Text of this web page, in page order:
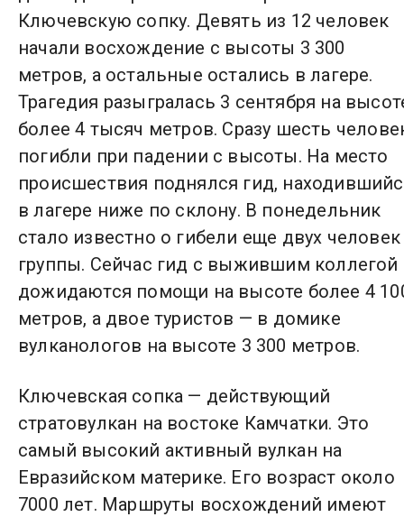
Ключевскую сопку. Девять из 12 человек
начали восхождение с высоты 3 300
метров, а остальные остались в лагере.
Трагедия разыгралась 3 сентября на
более 4 тысяч метров. Сразу шесть
погибли при падении с высоты. На место
происшествия поднялся гид,
в лагере ниже по склону. В понедельник
стало известно о гибели еще двух человек
группы. Сейчас гид с выжившим коллегой
дожидаются помощи на высоте более 4
метров, а двое туристов — в домике
вулканологов на высоте 3 300 метров.
Ключевская сопка — действующий
стратовулкан на востоке Камчатки. Это
самый высокий активный вулкан на
Евразийском материке. Его возраст около
7000 лет. Маршруты восхождений имеют